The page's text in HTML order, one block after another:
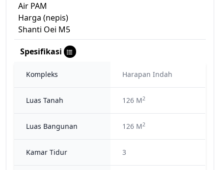
Air PAM
Harga (nepis)
Shanti Oei M5
Spesifikasi
Kompleks Harapan Indah
Luas Tanah 126 M2
Luas Bangunan 126 M2
Kamar Tidur 3